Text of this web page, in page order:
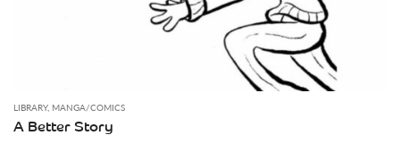
LIBRARY, MANGA/COMICS
A Better Story